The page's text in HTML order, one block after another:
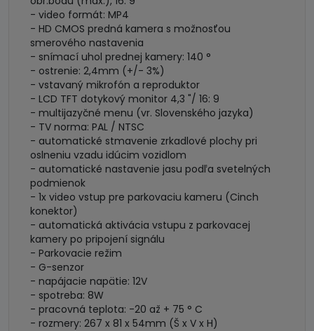
- video formát: MP4
- HD CMOS predná kamera s možnosťou
smerového nastavenia
- snímací uhol prednej kamery: 140 °
- ostrenie: 2,4mm (+/- 3%)
- vstavaný mikrofón a reproduktor
- LCD TFT dotykový monitor 4,3 "/ 16: 9
- multijazyčné menu (vr. Slovenského jazyka)
- TV norma: PAL / NTSC
- automatické stmavenie zrkadlové plochy pri
oslneniu vzadu idúcim vozidlom
- automatické nastavenie jasu podľa svetelných
podmienok
- 1x video vstup pre parkovaciu kameru (Cinch
konektor)
- automatická aktivácia vstupu z parkovacej
kamery po pripojení signálu
- Parkovacie režim
- G-senzor
- napájacie napätie: 12V
- spotreba: 8W
- pracovná teplota: -20 až + 75 ° C
- rozmery: 267 x 81 x 54mm (Š x V x H)